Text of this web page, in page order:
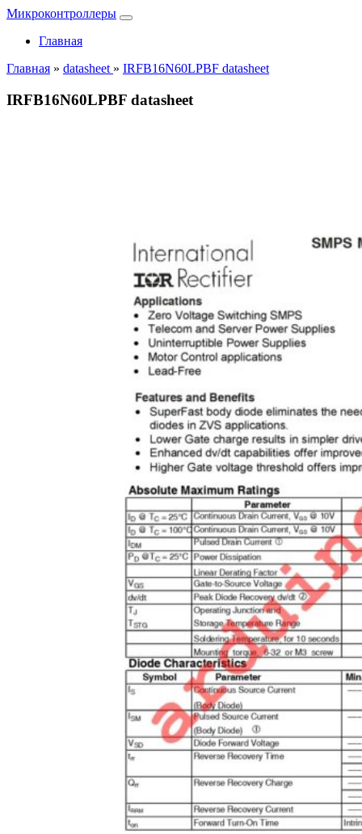
Микроконтроллеры
Главная
Главная » datasheet » IRFB16N60LPBF datasheet
IRFB16N60LPBF datasheet